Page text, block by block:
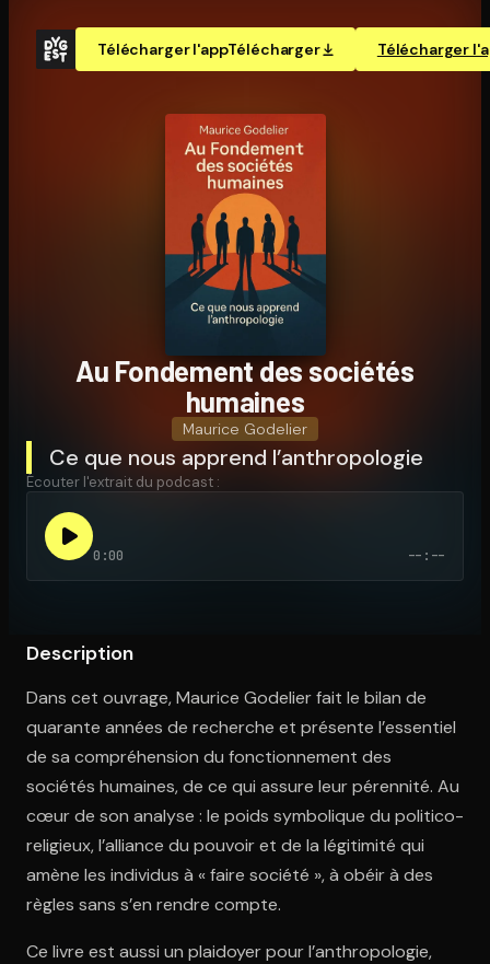
Télécharger l'appTélécharger Télécharger
Ouvre l'app Appareil photo, pointe sur le code. C'est gratuit à
Au Fondement des sociétés
humaines
Maurice Godelier
Ce que nous apprend l’anthropologie
Écouter l'extrait du podcast :
0:00 --:--
Description
Dans cet ouvrage, Maurice Godelier fait le bilan de
quarante années de recherche et présente l’essentiel
de sa compréhension du fonctionnement des
sociétés humaines, de ce qui assure leur pérennité. Au
cœur de son analyse : le poids symbolique du politico-
religieux, l’alliance du pouvoir et de la légitimité qui
amène les individus à « faire société », à obéir à des
règles sans s’en rendre compte.
Ce livre est aussi un plaidoyer pour l’anthropologie,